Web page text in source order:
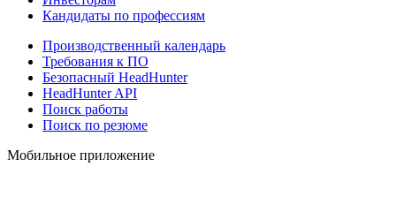
Кандидаты по профессиям
Производственный календарь
Требования к ПО
Безопасный HeadHunter
HeadHunter API
Поиск работы
Поиск по резюме
Мобильное приложение